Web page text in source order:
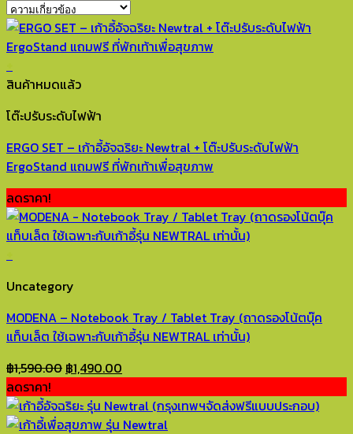
สินค้าหมดแล้ว
โต๊ะปรับระดับไฟฟ้า
ERGO SET – เก้าอี้อัจฉริยะ Newtral + โต๊ะปรับระดับไฟฟ้า
ErgoStand แถมฟรี ที่พักเท้าเพื่อสุขภาพ
ลดราคา!
Uncategory
MODENA – Notebook Tray / Tablet Tray (ถาดรองโน้ตบุ๊ค
แท็บเล็ต ใช้เฉพาะกับเก้าอี้รุ่น NEWTRAL เท่านั้น)
฿1,590.00 Original
was:
฿1,590.00.
฿1,490.00
is:
฿1,490.00.
ลดราคา!